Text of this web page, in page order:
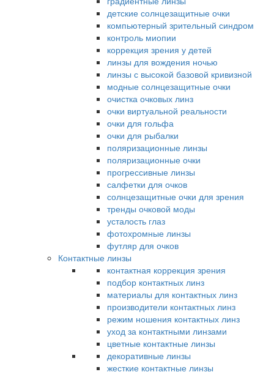
детские солнцезащитные очки
компьютерный зрительный синдром
контроль миопии
коррекция зрения у детей
линзы для вождения ночью
линзы с высокой базовой кривизной
модные солнцезащитные очки
очистка очковых линз
очки виртуальной реальности
очки для гольфа
очки для рыбалки
поляризационные линзы
поляризационные очки
прогрессивные линзы
салфетки для очков
солнцезащитные очки для зрения
тренды очковой моды
усталость глаз
фотохромные линзы
футляр для очков
Контактные линзы
контактная коррекция зрения
подбор контактных линз
материалы для контактных линз
производители контактных линз
режим ношения контактных линз
уход за контактными линзами
цветные контактные линзы
декоративные линзы
жесткие контактные линзы